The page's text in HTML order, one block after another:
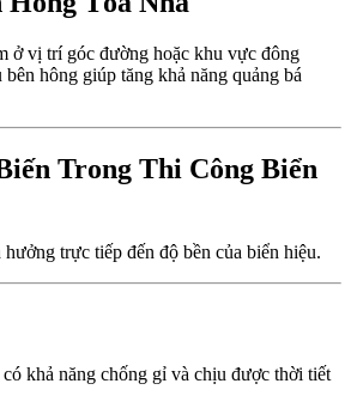
ở vị trí góc đường hoặc khu vực đông
hông giúp tăng khả năng quảng bá
Trong Thi Công Biển
trực tiếp đến độ bền của biển hiệu.
khả năng chống gỉ và chịu được thời tiết